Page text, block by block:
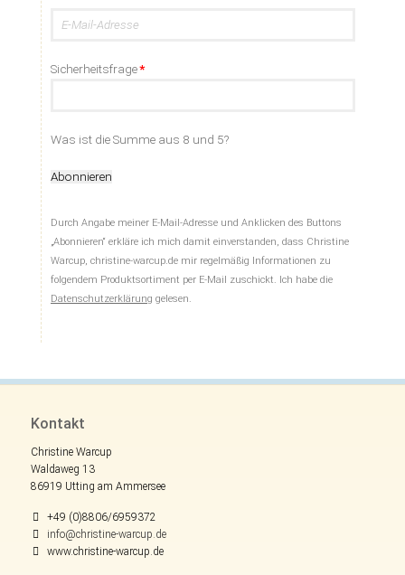
Pflichtfeld
Sicherheitsfrage*
Was ist die Summe aus 8 und 5?
Abonnieren
Durch Angabe meiner E-Mail-Adresse und Anklicken des Buttons
„Abonnieren“ erkläre ich mich damit einverstanden, dass Christine
Warcup, christine-warcup.de mir regelmäßig Informationen zu
folgendem Produktsortiment per E-Mail zuschickt. Ich habe die
Datenschutzerklärung gelesen.
Kontakt
Christine Warcup
Waldaweg 13
86919 Utting am Ammersee
+49 (0)8806/6959372
info@christine-warcup.de
www.christine-warcup.de